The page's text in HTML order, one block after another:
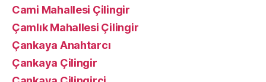
Cami Mahallesi Çilingir
Çamlık Mahallesi Çilingir
Çankaya Anahtarcı
Çankaya Çilingir